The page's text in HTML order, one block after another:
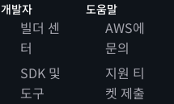
개발자
빌더 센
터
SDK 및
도구
도움말
AWS에
문의
지원 티
켓 제출